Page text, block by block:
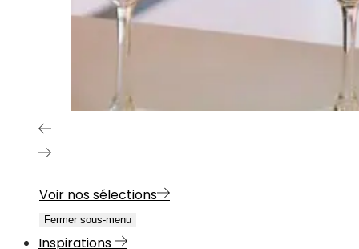
Voir nos sélections
Fermer sous-menu
Inspirations